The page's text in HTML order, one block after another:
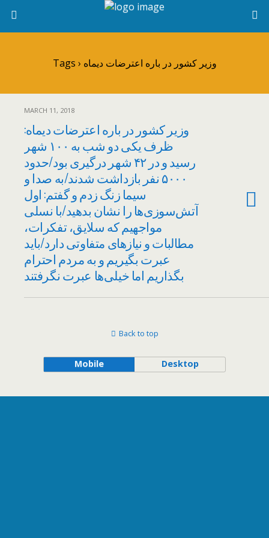
Tags › وزیر کشور در باره اعترضات دیماه
MARCH 11, 2018
وزیر کشور در باره اعترضات دیماه:
ظرف یکی دو شب به ۱۰۰ شهر
رسید و در ۴۲ شهر درگیری بود/حدود
۵۰۰۰ نفر بازداشت شدند/به صدا و
سیما زنگ زدم و گفتم: اول
آتش‌سوزی‌ها را نشان بدهید/با نسلی
مواجهیم که سلایق، تفکرات،
مطالبات و نیازهای متفاوتی دارد/باید
عبرت بگیریم و به مردم احترام
بگذاریم اما خیلی‌ها عبرت نگرفتند
Back to top
Mobile Desktop